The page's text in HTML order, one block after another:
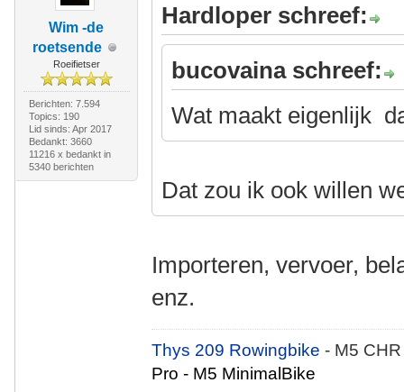
Wim -de
roetsende
Roeifietser
Berichten: 7.594
Topics: 190
Lid sinds: Apr 2017
Bedankt: 3660
11216 x bedankt in
5340 berichten
Hardloper schreef:
bucovaina schreef:
Wat maakt eigenlijk
Dat zou ik ook willen
Importeren, vervoer,
enz.
Thys 209 Rowingbike- M5
Pro - M5 MinimalBike